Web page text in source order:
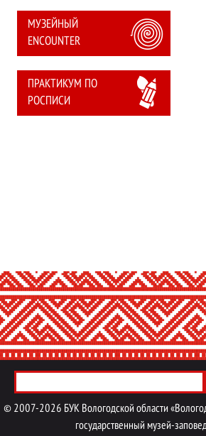
МУЗЕЙНЫЙ
ENCOUNTER
ПРАКТИКУМ ПО
РОСПИСИ
©2007-2026 БУК Вологодской области
государственный музей-